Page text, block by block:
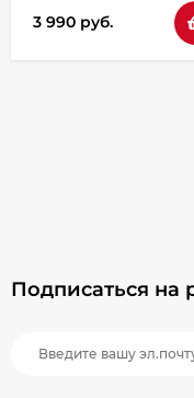
3 990 руб.
Подписаться на